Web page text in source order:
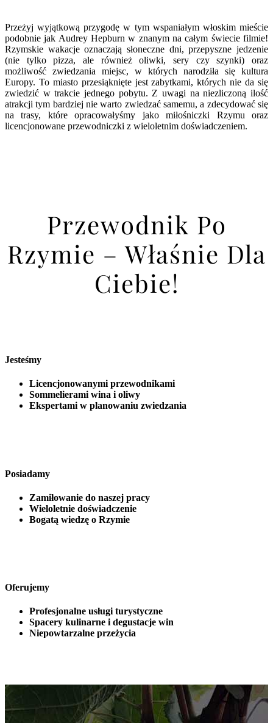
Przeżyj wyjątkową przygodę w tym wspaniałym włoskim mieście
podobnie jak Audrey Hepburn w znanym na całym świecie filmie!
Rzymskie wakacje oznaczają słoneczne dni, przepyszne jedzenie
(nie tylko pizza, ale również oliwki, sery czy szynki) oraz
możliwość zwiedzania miejsc, w których narodziła się kultura
Europy. To miasto przesiąknięte jest zabytkami, których nie da się
zwiedzić w trakcie jednego pobytu. Z uwagi na niezliczoną ilość
atrakcji tym bardziej nie warto zwiedzać samemu, a zdecydować się
na trasy, które opracowałyśmy jako miłośniczki Rzymu oraz
licencjonowane przewodniczki z wieloletnim doświadczeniem.
Przewodnik Po
Rzymie – Właśnie Dla
Ciebie!
Jesteśmy
Licencjonowanymi przewodnikami
Sommelierami wina i oliwy
Ekspertami w planowaniu zwiedzania
Posiadamy
Zamiłowanie do naszej pracy
Wieloletnie doświadczenie
Bogatą wiedzę o Rzymie
Oferujemy
Profesjonalne usługi turystyczne
Spacery kulinarne i degustacje win
Niepowtarzalne przeżycia